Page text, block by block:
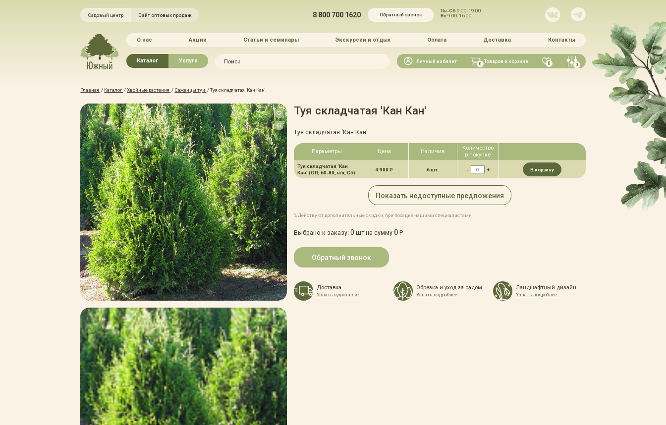
Садовый центр Сайт оптовых продаж 8 800 700 1620 Обратный звонок
Пн-Сб9:00-19:00
Вс9:00-16:00
О нас Акции Статьи и семинары Экскурсии и отдых Оплата Доставка Контакты
Каталог
Хвойные растения
Плодово-ягодные растения
Лиственные растения
Цветы
Водные растения
Растения вертикального
озеленения
Формованные растения
Экостория
Товары для сада
Грунты, удобрения, отсыпка
Зимние товары
Крупномеры
Консультации специалистов
Полезная литература
Прайс-листы
Системы скидок, программы
лояльности
Оплата
Полезные советы
Возврат и замена
Услуги
Благоустройство и озеленение
Зелёный доктор
Зимние услуги
Уход за садом
Портфолио
Прайс-листы
Правила оказания услуг
Доставка
Оплата
Гарантии
Автополив
Искать
Личный кабинет 0 Товаров в корзине 0 0
Главная / Каталог /Хвойные растения / Саженцы туи /Туя складчатая 'Кан Кан'
Туя складчатая 'Кан Кан'
Туя складчатая 'Кан Кан'
Параметры Цена Наличие
Количество
в покупке
Туя складчатая 'Кан
Кан' (ОП, 60-80, н/х, С5)
4 900 Р 6 шт. - + В корзину
Показать недоступные предложения
% Действуют дополнительные скидки, при посадке нашими специалистами
Выбрано к заказу: 0 шт на сумму 0Р
Обратный звонок
Доставка
Узнать о доставке
Обрезка и уход за садом
Узнать подробнее
Ландшафтный дизайн
Узнать подробнее